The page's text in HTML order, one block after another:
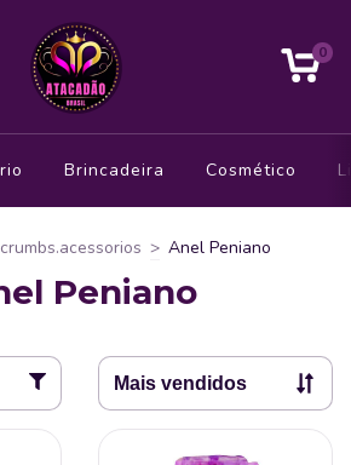
0
Brincadeira Cosmético
> Anel Peniano
Peniano